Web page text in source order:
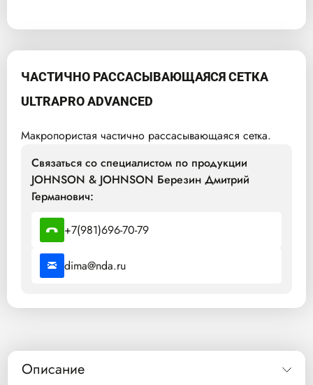
ЧАСТИЧНО РАССАСЫВАЮЩАЯСЯ СЕТКА
ULTRAPRO ADVANCED
Макропористая частично рассасывающаяся сетка.
Связаться со специалистом по продукции
JOHNSON & JOHNSON Березин Дмитрий
Германович:
+7(981)696-70-79
dima@nda.ru
Описание